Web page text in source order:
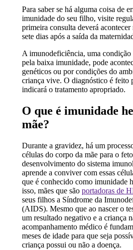
Para saber se há alguma coisa de
imunidade do seu filho, visite
primeira consulta deverá
sete dias após a saída da
A imunodeficiência, uma condição
pela baixa imunidade, pode
genéticos ou por condições do
criança vive. O diagnóstico é feito
indicará o tratamento apropriado.
O que é imunidade
mãe?
Durante a gravidez, há um
células do corpo da mãe para o
desenvolvimento do sistema
aprende a conviver com essas
que é conhecido como imunidade
isso, mães que são portadoras de
seus filhos a Síndrome da
(AIDS). Mesmo que ao nascer o
um resultado negativo e a criança
acompanhamento médico é
meses de idade para que seja
criança possui ou não a doença.